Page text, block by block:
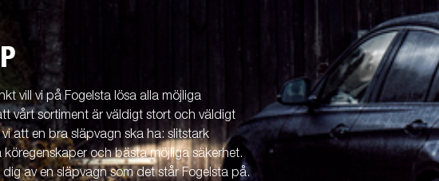
vill vi på Fogelsta lösa alla möjliga
vårt sortiment är väldigt stort och väldigt
att en bra släpvagn ska ha: slitstark
och bästa möjliga säkerhet.
av en släpvagn som det står Fogelsta på.